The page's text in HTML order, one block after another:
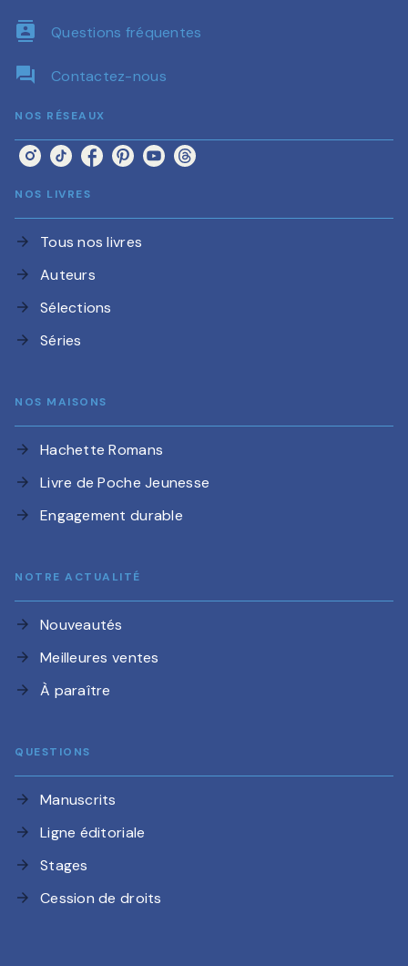
contacts Questions fréquentes
question_answer Contactez-nous
NOS RÉSEAUX
NOS LIVRES
arrow_forward Tous nos livres
arrow_forward Auteurs
arrow_forward Sélections
arrow_forward Séries
NOS MAISONS
arrow_forward Hachette Romans
arrow_forward Livre de Poche Jeunesse
arrow_forward Engagement durable
NOTRE ACTUALITÉ
arrow_forward Nouveautés
arrow_forward Meilleures ventes
arrow_forward À paraître
QUESTIONS
arrow_forward Manuscrits
arrow_forward Ligne éditoriale
arrow_forward Stages
arrow_forward Cession de droits